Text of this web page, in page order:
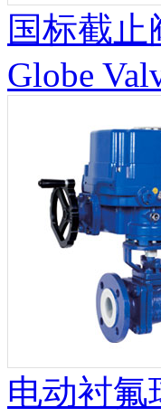
国标截止
Globe
电动衬氟